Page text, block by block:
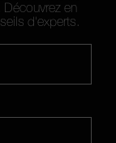
en
d'experts.